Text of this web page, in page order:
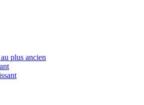
plus ancien